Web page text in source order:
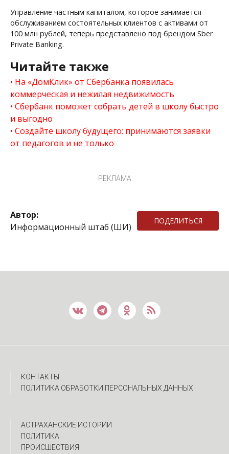
Управление частным капиталом, которое занимается
обслуживанием состоятельных клиентов с активами от
100 млн рублей, теперь представлено под брендом Sber
Private Banking.
Читайте также
На «ДомКлик» от Сбербанка появилась
коммерческая и нежилая недвижимость
Сбербанк поможет собрать детей в школу быстро
и выгодно
Создайте школу будущего: принимаются заявки
от педагогов и не только
РЕКЛАМА
Автор:
Информационный штаб (ШИ)
ПОДЕЛИТЬСЯ
КОНТАКТЫ
ПОЛИТИКА ОБРАБОТКИ ПЕРСОНАЛЬНЫХ ДАННЫХ
АСТРАХАНСКИЕ ИСТОРИИ
ПОЛИТИКА
ПРОИСШЕСТВИЯ